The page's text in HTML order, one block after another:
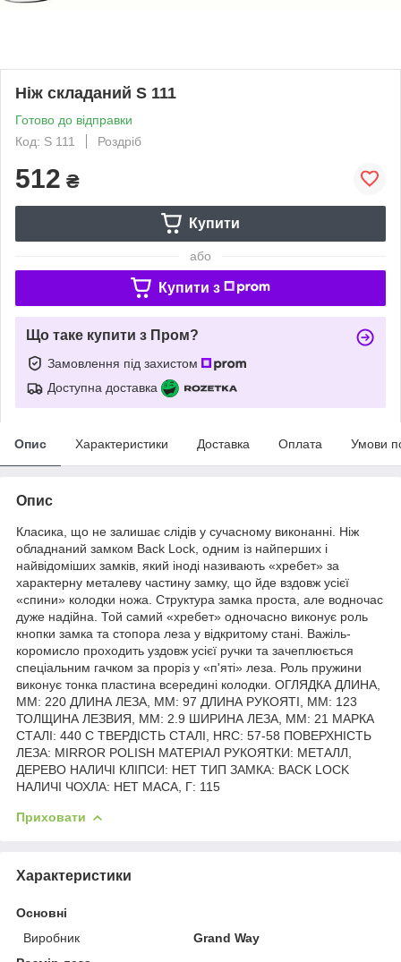
Ніж складаний S 111
Готово до відправки
Код: S 111
Роздріб
512 ₴
Купити
або
Купити з
Що таке купити з Пром?
Замовлення під захистом
Доступна доставка
Опис Характеристики Доставка Оплата Умови
Опис
Класика, що не залишає слідів у сучасному виконанні. Ніж
обладнаний замком Back Lock, одним із найперших і
найвідоміших замків, який іноді називають «хребет» за
характерну металеву частину замку, що йде вздовж усієї
«спини» колодки ножа. Структура замка проста, але водночас
дуже надійна. Той самий «хребет» одночасно виконує роль
кнопки замка та стопора леза у відкритому стані. Важіль-
коромисло проходить уздовж усієї ручки та зачеплюється
спеціальним гачком за проріз у «п'яті» леза. Роль пружини
виконує тонка пластина всередині колодки. ОГЛЯДКА ДЛИНА,
ММ: 220 ДЛИНА ЛЕЗА, ММ: 97 ДЛИНА РУКОЯТІ, ММ: 123
ТОЛЩИНА ЛЕЗВИЯ, ММ: 2.9 ШИРИНА ЛЕЗА, ММ: 21 МАРКА
СТАЛІ: 440 C ТВЕРДІСТЬ СТАЛІ, HRC: 57-58 ПОВЕРХНІСТЬ
ЛЕЗА: MIRROR POLISH МАТЕРІАЛ РУКОЯТКИ: МЕТАЛЛ,
ДЕРЕВО НАЛИЧІ КЛІПСИ: НЕТ ТИП ЗАМКА: BACK LOCK
НАЛИЧІ ЧОХЛА: НЕТ МАСА, Г: 115
Приховати
Характеристики
Основні
Виробник
Grand Way